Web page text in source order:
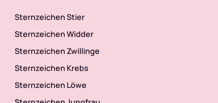
Sternzeichen Stier
Sternzeichen Widder
Sternzeichen Zwillinge
Sternzeichen Krebs
Sternzeichen Löwe